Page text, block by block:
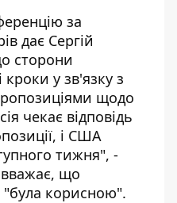
за
дає Сергій
сторони
у зв'язку з
щодо
чекає відповідь
і США
тижня", -
вважає, що
"була корисною".